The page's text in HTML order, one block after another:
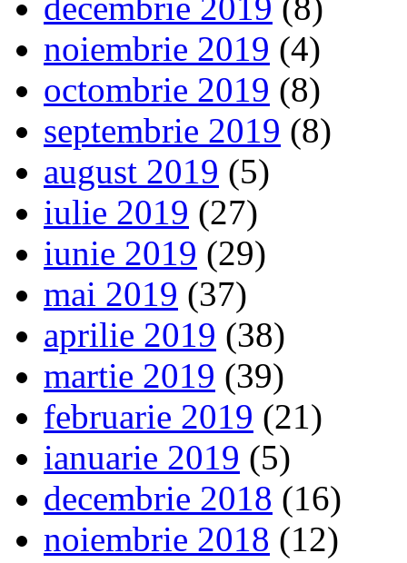
noiembrie 2019 (4)
octombrie 2019 (8)
septembrie 2019 (8)
august 2019 (5)
iulie 2019 (27)
iunie 2019 (29)
mai 2019 (37)
aprilie 2019 (38)
martie 2019 (39)
februarie 2019 (21)
ianuarie 2019 (5)
decembrie 2018 (16)
noiembrie 2018 (12)